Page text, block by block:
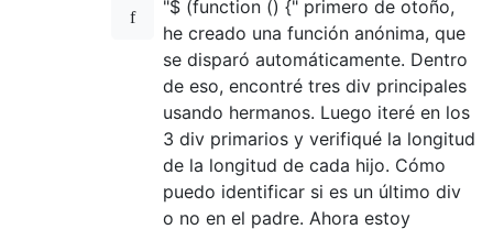
"$ (function () {" primero de otoño,
he creado una función anónima, que
se disparó automáticamente. Dentro
de eso, encontré tres div principales
usando hermanos. Luego iteré en los
3 div primarios y verifiqué la longitud
de la longitud de cada hijo. Cómo
puedo identificar si es un último div
o no en el padre. Ahora estoy